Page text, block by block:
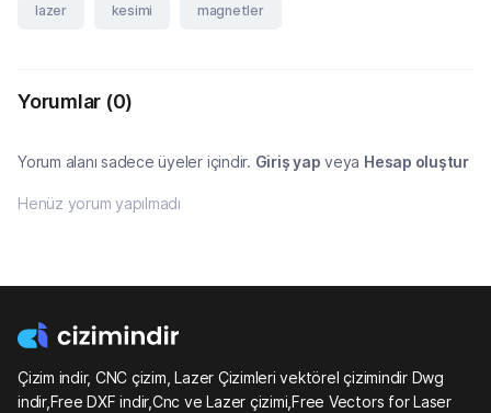
lazer kesimi magnetler
Yorumlar (0)
Yorum alanı sadece üyeler içindir. Giriş yap veya Hesap oluştur
Henüz yorum yapılmadı
Çizim indir, CNC çizim, Lazer Çizimleri vektörel çizimindir Dwg
indir,Free DXF indir,Cnc ve Lazer çizimi,Free Vectors for Laser